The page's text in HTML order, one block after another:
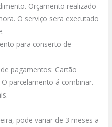
Orçamento realizado
O serviço sera executado
para conserto de
pagamentos: Cartão
O parcelamento á combinar.
pode variar de 3 meses a